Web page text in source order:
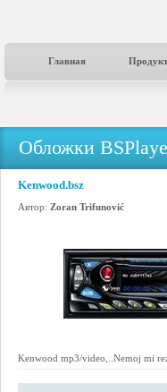
Главная
Обложки
Kenwood.bsz
Автор: Zoran Trifunović
Kenwood mp3/video,..Nemoj mi